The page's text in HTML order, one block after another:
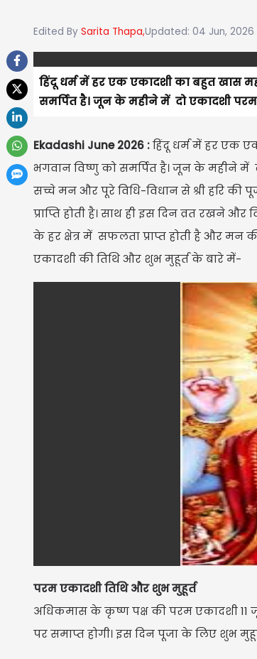
Edited By Sarita Thapa,Updated: 04 Jun, 2026
हिंदू धर्म में हर एक एकादशी का बहुत खास
समर्पित है। जून के महीने में दो एकादशी परम
Ekadashi June 2026 :हिंदू धर्म में हर एक
भगवान विष्णु को समर्पित है। जून के महीने में
सच्चे मन और पूरे विधि-विधान से श्री हरि
प्राप्ति होती है। साथ ही इस दिन व्रत रखने
के हर क्षेत्र में सफलता प्राप्त होती है और मन
एकादशी की तिथि और शुभ मुहूर्त के बारे में-
परम एकादशी तिथि और शुभ मुहूर्त
अधिकमास के कृष्ण पक्ष की परम एकादशी 11
पर समाप्त होगी। इस दिन पूजा के लिए शुभ